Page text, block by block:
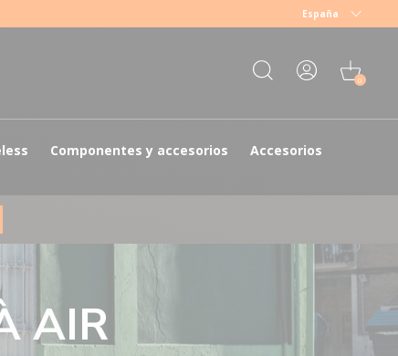
España
0
Componentes y accesorios
Accesorios
AIR